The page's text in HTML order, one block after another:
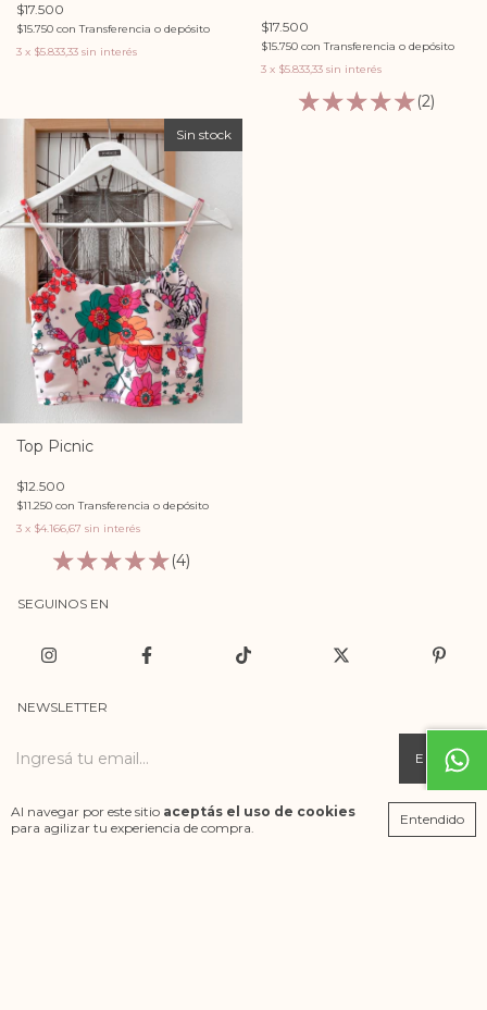
Al navegar por este sitio aceptás el uso de cookies
para agilizar tu experiencia de compra.
Entendido
$17.500
$15.750 con Transferencia o depósito
3 x $5.833,33 sin interés
$17.500
$15.750 con Transferencia o depósito
3 x $5.833,33 sin interés
(2)
Sin stock
Top Picnic
$12.500
$11.250 con Transferencia o depósito
3 x $4.166,67 sin interés
(4)
SEGUINOS EN
NEWSLETTER
CONTACTÁNOS